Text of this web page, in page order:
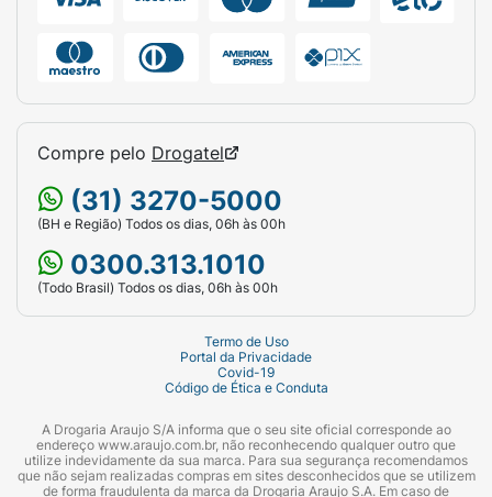
Compre pelo Drogatel
(31) 3270-5000
(BH e Região) Todos os dias, 06h às 00h
0300.313.1010
(Todo Brasil) Todos os dias, 06h às 00h
Termo de Uso
Portal da Privacidade
Covid-19
Código de Ética e Conduta
A Drogaria Araujo S/A informa que o seu site oficial corresponde ao
endereço www.araujo.com.br, não reconhecendo qualquer outro que
utilize indevidamente da sua marca. Para sua segurança recomendamos
que não sejam realizadas compras em sites desconhecidos que se utilizem
de forma fraudulenta da marca da Drogaria Araujo S.A. Em caso de